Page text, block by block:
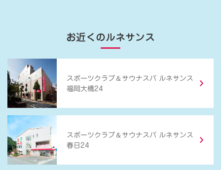
お近くのルネサンス
スポーツクラブ ＆ サウナスパ ルネサンス
福岡大橋24
スポーツクラブ ＆ サウナスパ ルネサンス
春日24